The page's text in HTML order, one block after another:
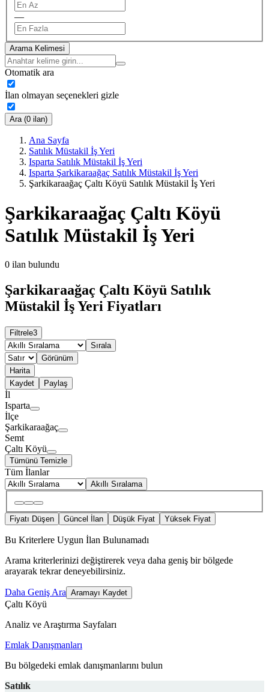
—
Arama Kelimesi
Otomatik ara
İlan olmayan seçenekleri gizle
Ara (0 ilan)
Ana Sayfa
Satılık Müstakil İş Yeri
Isparta Satılık Müstakil İş Yeri
Isparta Şarkikaraağaç Satılık Müstakil İş Yeri
Şarkikaraağaç Çaltı Köyü Satılık Müstakil İş Yeri
Şarkikaraağaç Çaltı Köyü
Satılık Müstakil İş Yeri
0 ilan bulundu
Şarkikaraağaç Çaltı Köyü Satılık
Müstakil İş Yeri Fiyatları
Filtrele3
Sırala
Görünüm
Harita
Kaydet
Paylaş
İl
Isparta
İlçe
Şarkikaraağaç
Semt
Çaltı Köyü
Tümünü Temizle
Tüm İlanlar
Akıllı Sıralama
Fiyatı Düşen Güncel İlan Düşük Fiyat Yüksek Fiyat
Bu Kriterlere Uygun İlan Bulunamadı
Arama kriterlerinizi değiştirerek veya daha geniş bir bölgede
arayarak tekrar deneyebilirsiniz.
Daha Geniş Ara Aramayı Kaydet
Çaltı Köyü
Analiz ve Araştırma Sayfaları
Emlak Danışmanları
Bu bölgedeki emlak danışmanlarını bulun
Satılık